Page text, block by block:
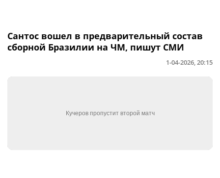
Сантос вошел в предварительный состав
сборной Бразилии на ЧМ, пишут СМИ
1-04-2026, 20:15